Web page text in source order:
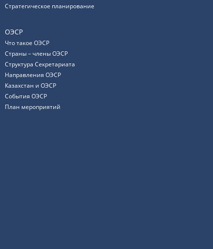
Стратегическое планирование
ОЭСР
Что такое ОЭСР
Страны – члены ОЭСР
Структура Секретариата
Направления ОЭСР
Казахстан и ОЭСР
События ОЭСР
План мероприятий